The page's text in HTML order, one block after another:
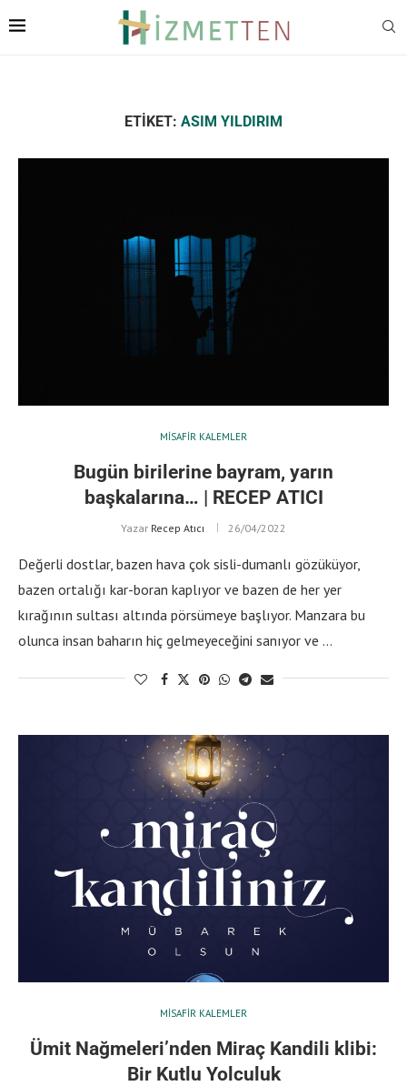
ETIKET: ASIM YILDIRIM
MISAFIR KALEMLER
Bugün birilerine bayram, yarın
başkalarına… | RECEP ATICI
Yazar Recep Atıcı 26/04/2022
Değerli dostlar, bazen hava çok sisli-dumanlı gözüküyor,
bazen ortalığı kar-boran kaplıyor ve bazen de her yer
kırağının sultası altında pörsümeye başlıyor. Manzara bu
olunca insan baharın hiç gelmeyeceğini sanıyor ve …
MISAFIR KALEMLER
Ümit Nağmeleri’nden Miraç Kandili klibi:
Bir Kutlu Yolculuk